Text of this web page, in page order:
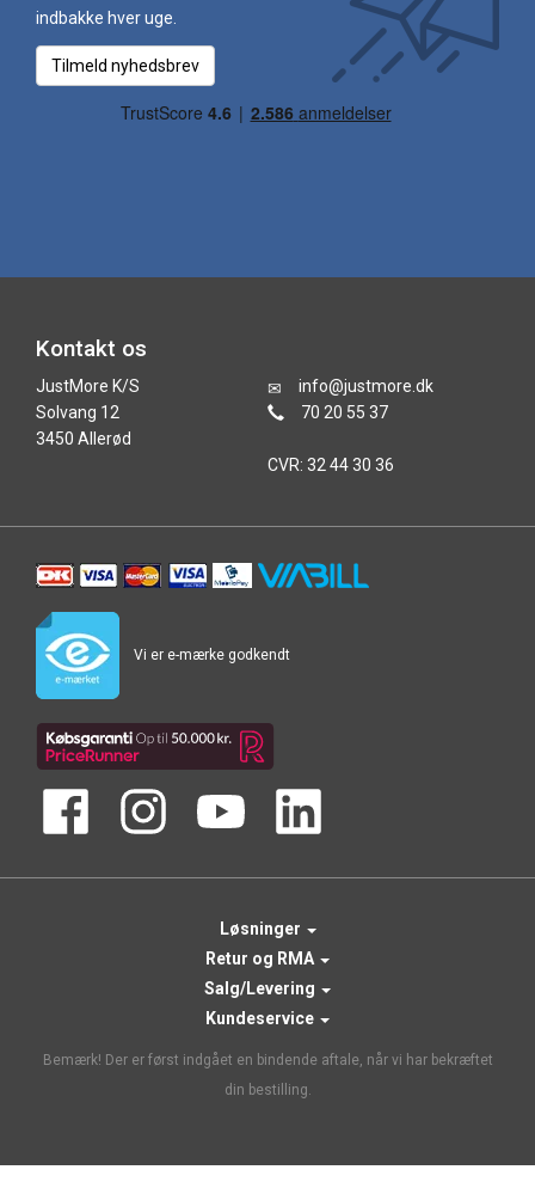
indbakke hver uge.
Tilmeld nyhedsbrev
Kontakt os
JustMore K/S
Solvang 12
3450 Allerød
info@justmore.dk
70 20 55 37
CVR: 32 44 30 36
Vi er e-mærke godkendt
Løsninger
Retur og RMA
Salg/Levering
Kundeservice
Bemærk! Der er først indgået en bindende aftale, når vi har bekræftet
din bestilling.